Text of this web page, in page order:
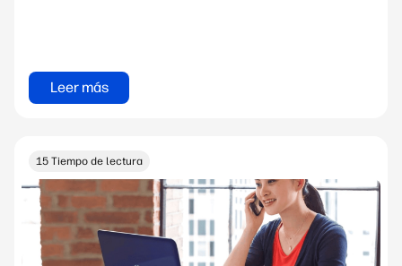
Leer más
15 Tiempo de lectura